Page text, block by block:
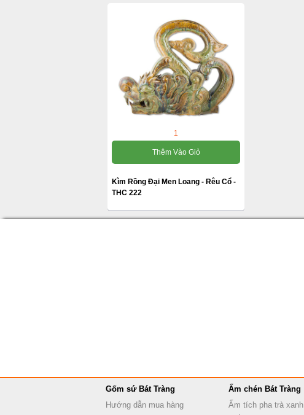
1
Thêm Vào Giỏ
Kìm Rồng Đại Men Loang - Rêu Cổ -
THC 222
Gốm sứ Bát Tràng
Hướng dẫn mua hàng
Ấm chén Bát Tràng
Ấm tích pha trà xanh